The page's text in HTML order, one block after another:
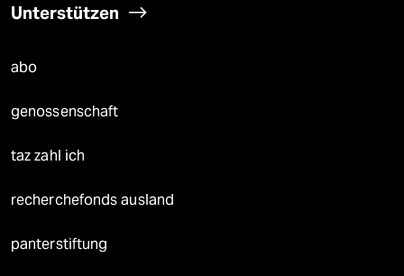
Unterstützen
abo
genossenschaft
taz zahl ich
recherchefonds ausland
panterstiftung